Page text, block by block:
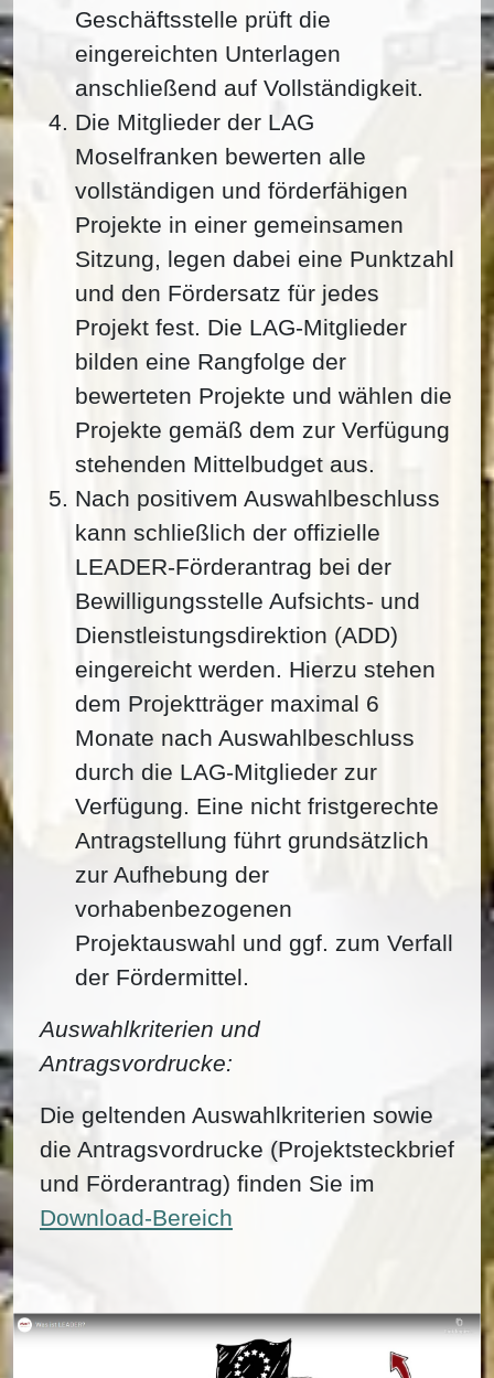
Geschäftsstelle prüft die
eingereichten Unterlagen
anschließend auf Vollständigkeit.
Die Mitglieder der LAG
Moselfranken bewerten alle
vollständigen und förderfähigen
Projekte in einer gemeinsamen
Sitzung, legen dabei eine Punktzahl
und den Fördersatz für jedes
Projekt fest. Die LAG-Mitglieder
bilden eine Rangfolge der
bewerteten Projekte und wählen die
Projekte gemäß dem zur Verfügung
stehenden Mittelbudget aus.
Nach positivem Auswahlbeschluss
kann schließlich der offizielle
LEADER-Förderantrag bei der
Bewilligungsstelle Aufsichts- und
Dienstleistungsdirektion (ADD)
eingereicht werden. Hierzu stehen
dem Projektträger maximal 6
Monate nach Auswahlbeschluss
durch die LAG-Mitglieder zur
Verfügung. Eine nicht fristgerechte
Antragstellung führt grundsätzlich
zur Aufhebung der
vorhabenbezogenen
Projektauswahl und ggf. zum Verfall
der Fördermittel.
Auswahlkriterien und
Antragsvordrucke:
Die geltenden Auswahlkriterien sowie
die Antragsvordrucke (Projektsteckbrief
und Förderantrag) finden Sie im
Download-Bereich